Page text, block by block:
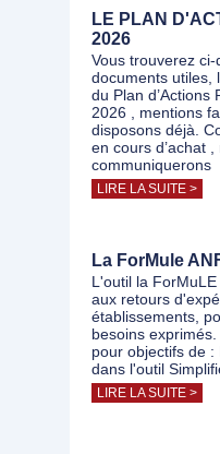
LE PLAN
2026
Vous trouverez
documents utiles,
du Plan d’Actions
2026 , mentions
disposons déjà.
en cours d’achat
communiquerons
LIRE LA SUITE >
La ForMule
L'outil la
aux retours
établissements,
besoins
pour objectifs de :
dans l'outil
LIRE LA SUITE >